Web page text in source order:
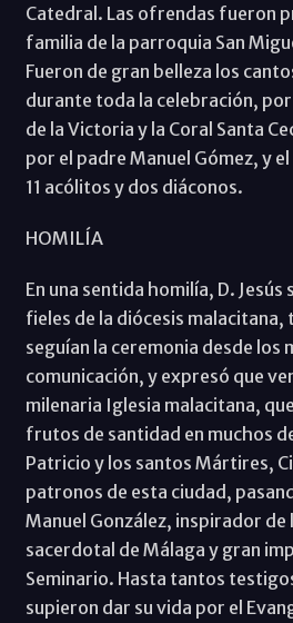
Catedral. Las ofrendas fueron
familia de la parroquia San
Fueron de gran belleza los
durante toda la celebración,
de la Victoria y la Coral Santa
por el padre Manuel Gómez, y
11 acólitos y dos diáconos.
HOMILÍA
En una sentida homilía, D.
fieles de la diócesis malacitana,
seguían la ceremonia desde los
comunicación, y expresó que
milenaria Iglesia malacitana,
frutos de santidad en muchos
Patricio y los santos Mártires,
patronos de esta ciudad,
Manuel González, inspirador de
sacerdotal de Málaga y gran
Seminario. Hasta tantos
supieron dar su vida por el